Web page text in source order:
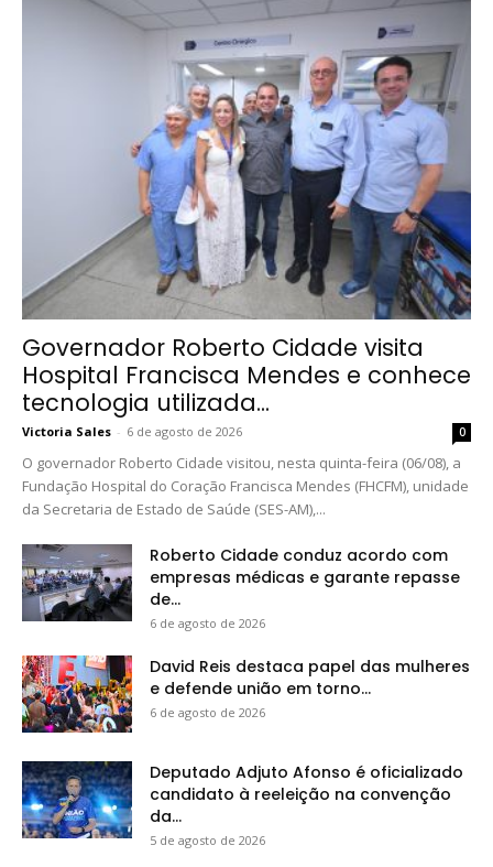
Governador Roberto Cidade visita
Hospital Francisca Mendes e conhece
tecnologia utilizada...
Victoria Sales - 6 de agosto de 2026 0
O governador Roberto Cidade visitou, nesta quinta-feira (06/08), a
Fundação Hospital do Coração Francisca Mendes (FHCFM), unidade
da Secretaria de Estado de Saúde (SES-AM),...
Roberto Cidade conduz acordo com
empresas médicas e garante repasse
de...
6 de agosto de 2026
David Reis destaca papel das mulheres
e defende união em torno...
6 de agosto de 2026
Deputado Adjuto Afonso é oficializado
candidato à reeleição na convenção
da...
5 de agosto de 2026